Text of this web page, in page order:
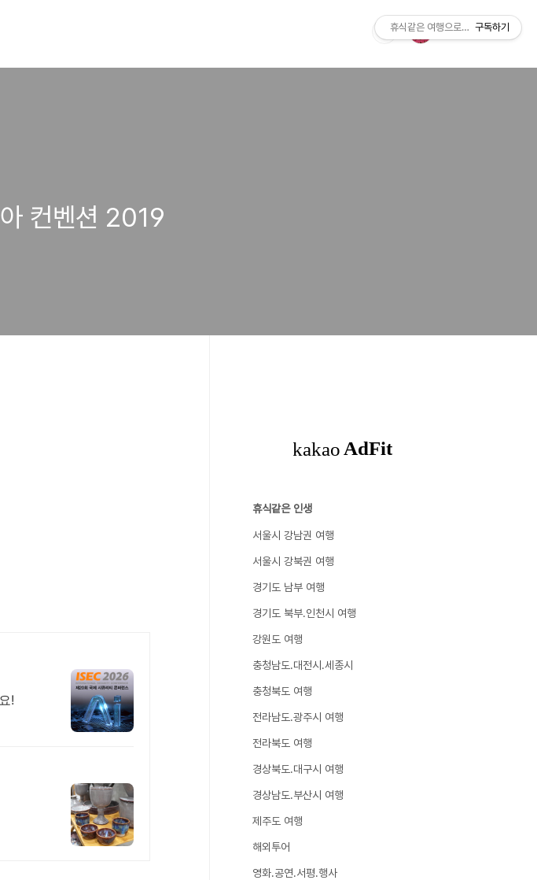
컨벤션 2019
!
휴식같은 인생
서울시 강남권 여행
서울시 강북권 여행
경기도 남부 여행
경기도 북부.인천시 여행
강원도 여행
충청남도.대전시.세종시
충청북도 여행
전라남도.광주시 여행
전라북도 여행
경상북도.대구시 여행
경상남도.부산시 여행
제주도 여행
해외투어
영화.공연.서평.행사
휴식같은 여행으로의 초대구독하기